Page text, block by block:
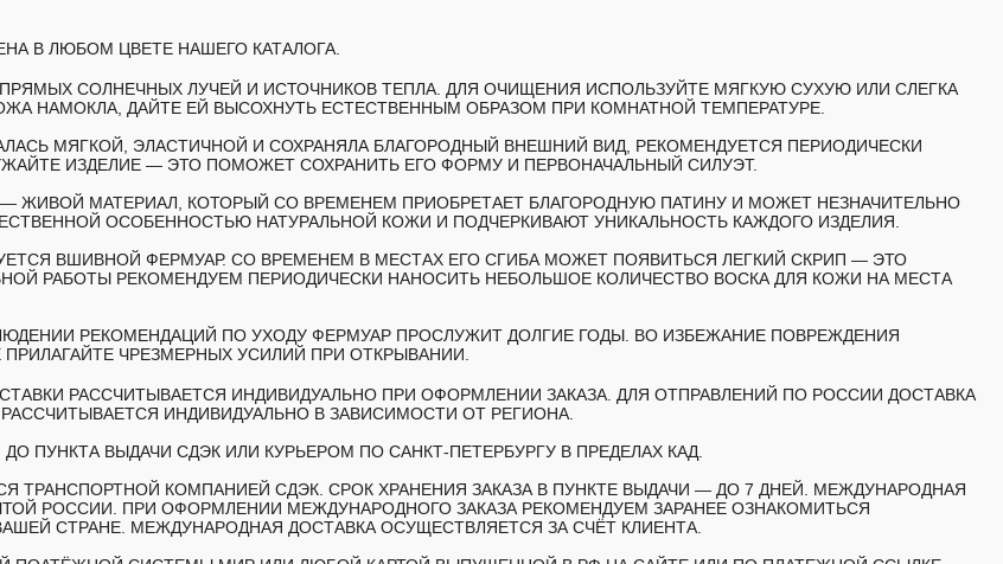
В ЛЮБОМ ЦВЕТЕ НАШЕГО КАТАЛОГА.
СОЛНЕЧНЫХ ЛУЧЕЙ И ИСТОЧНИКОВ ТЕПЛА. ДЛЯ ОЧИЩЕНИЯ ИСПОЛЬЗУЙТЕ МЯГКУЮ СУХУЮ ИЛИ СЛЕГКА
НАМОКЛА, ДАЙТЕ ЕЙ ВЫСОХНУТЬ ЕСТЕСТВЕННЫМ ОБРАЗОМ ПРИ КОМНАТНОЙ ТЕМПЕРАТУРЕ.
МЯГКОЙ, ЭЛАСТИЧНОЙ И СОХРАНЯЛА БЛАГОРОДНЫЙ ВНЕШНИЙ ВИД, РЕКОМЕНДУЕТСЯ ПЕРИОДИЧЕСКИ
ИЗДЕЛИЕ — ЭТО ПОМОЖЕТ СОХРАНИТЬ ЕГО ФОРМУ И ПЕРВОНАЧАЛЬНЫЙ СИЛУЭТ.
ЖИВОЙ МАТЕРИАЛ, КОТОРЫЙ СО ВРЕМЕНЕМ ПРИОБРЕТАЕТ БЛАГОРОДНУЮ ПАТИНУ И МОЖЕТ НЕЗНАЧИТЕЛЬНО
ОСОБЕННОСТЬЮ НАТУРАЛЬНОЙ КОЖИ И ПОДЧЕРКИВАЮТ УНИКАЛЬНОСТЬ КАЖДОГО ИЗДЕЛИЯ.
ВШИВНОЙ ФЕРМУАР. СО ВРЕМЕНЕМ В МЕСТАХ ЕГО СГИБА МОЖЕТ ПОЯВИТЬСЯ ЛЕГКИЙ СКРИП — ЭТО
РАБОТЫ РЕКОМЕНДУЕМ ПЕРИОДИЧЕСКИ НАНОСИТЬ НЕБОЛЬШОЕ КОЛИЧЕСТВО ВОСКА ДЛЯ КОЖИ НА МЕСТА
РЕКОМЕНДАЦИЙ ПО УХОДУ ФЕРМУАР ПРОСЛУЖИТ ДОЛГИЕ ГОДЫ. ВО ИЗБЕЖАНИЕ ПОВРЕЖДЕНИЯ
ЧРЕЗМЕРНЫХ УСИЛИЙ ПРИ ОТКРЫВАНИИ.
РАССЧИТЫВАЕТСЯ ИНДИВИДУАЛЬНО ПРИ ОФОРМЛЕНИИ ЗАКАЗА. ДЛЯ ОТПРАВЛЕНИЙ ПО РОССИИ ДОСТАВКА
ИНДИВИДУАЛЬНО В ЗАВИСИМОСТИ ОТ РЕГИОНА.
ПУНКТА ВЫДАЧИ СДЭК ИЛИ КУРЬЕРОМ ПО САНКТ-ПЕТЕРБУРГУ В ПРЕДЕЛАХ КАД.
ТРАНСПОРТНОЙ КОМПАНИЕЙ СДЭК. СРОК ХРАНЕНИЯ ЗАКАЗА В ПУНКТЕ ВЫДАЧИ — ДО 7 ДНЕЙ. МЕЖДУНАРОДНАЯ
РОССИИ. ПРИ ОФОРМЛЕНИИ МЕЖДУНАРОДНОГО ЗАКАЗА РЕКОМЕНДУЕМ ЗАРАНЕЕ ОЗНАКОМИТЬСЯ
СТРАНЕ. МЕЖДУНАРОДНАЯ ДОСТАВКА ОСУЩЕСТВЛЯЕТСЯ ЗА СЧЁТ КЛИЕНТА.